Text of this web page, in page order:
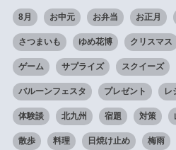
8月 お中元 お弁当 お正月
さつまいも ゆめ花博 クリスマス
ゲーム サプライズ スクイーズ
バルーンフェスタ プレゼント レ
体験談 北九州 宿題 対策
散歩 料理 日焼け止め 梅雨